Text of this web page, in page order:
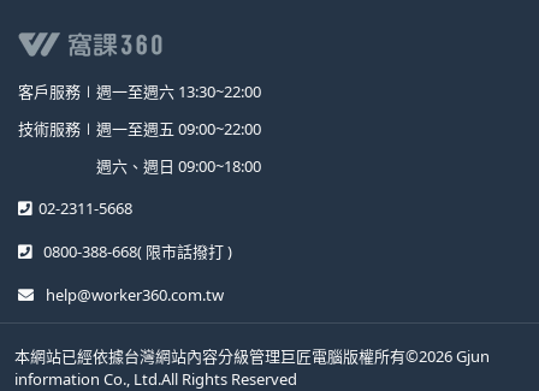
客戶服務∣ 週一至週六 13:30~22:00
技術服務∣ 週一至週五 09:00~22:00
週六、週日 09:00~18:00
02-2311-5668
0800-388-668( 限市話撥打 )
help@worker360.com.tw
本網站已經依據台灣網站內容分級管理巨匠電腦版權所有©2026 Gjun
information Co., Ltd.All Rights Reserved